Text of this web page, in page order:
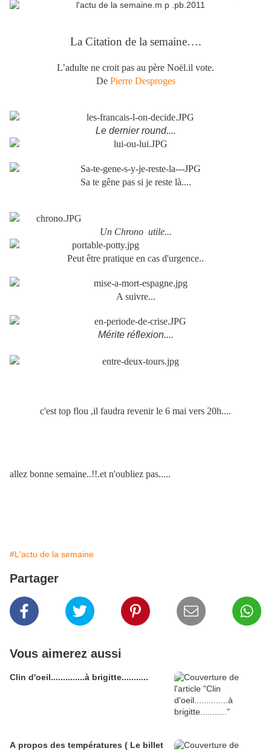
La Citation de la semaine….
L’adulte ne croit pas au père Noël.il vote.
De Pierre Desproges
Le dernier round....
Sa te gêne pas si je reste là....
Un Chrono utile...
Peut être pratique en cas d'urgence..
A suivre...
Mérite réflexion....
c'est top flou ,il faudra revenir le 6 mai vers 20h....
allez bonne semaine..!!.et n'oubliez pas.....
#L'actu de la semaine
Partager
Vous aimerez aussi
Clin d'oeil..............à brigitte...........
A propos des températures ( Le billet